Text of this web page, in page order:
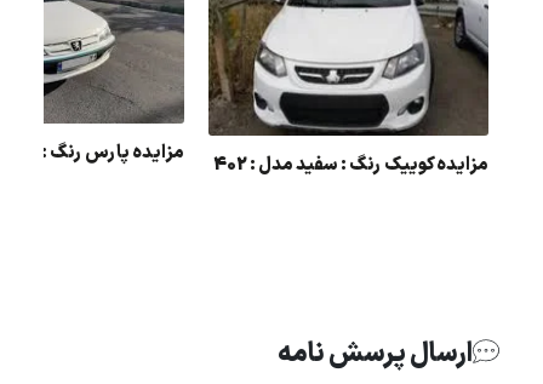
مزایده پارس رنگ : سفید مزایده کوییک رنگ : سفید مدل : 402
ارسال پرسش نامه